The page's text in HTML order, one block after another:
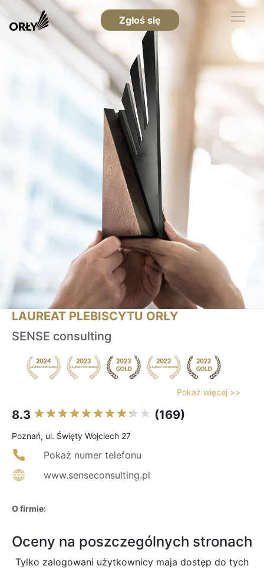
Zgłoś się
LAUREAT PLEBISCYTU ORŁY
SENSE consulting
Pokaż więcej >>
8.3 (169)
Poznań, ul. Święty Wojciech 27
Pokaż numer telefonu
www.senseconsulting.pl
O firmie:
Oceny na poszczególnych stronach
Tylko zalogowani użytkownicy maja dostęp do tych